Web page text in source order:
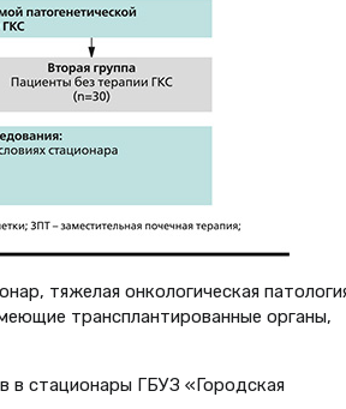
тяжелая онкологическая
трансплантированные органы,
в стационары ГБУЗ «Городская